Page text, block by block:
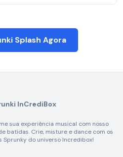
Splash Agora
InCrediBox
sua experiência musical com nosso
batidas. Crie, misture e dance com os
Sprunky do universo Incredibox!